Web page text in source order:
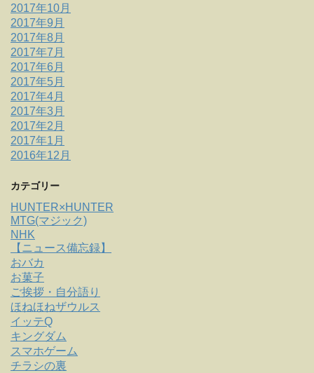
2017年10月
2017年9月
2017年8月
2017年7月
2017年6月
2017年5月
2017年4月
2017年3月
2017年2月
2017年1月
2016年12月
カテゴリー
HUNTER×HUNTER
MTG(マジック)
NHK
【ニュース備忘録】
おバカ
お菓子
ご挨拶・自分語り
ほねほねザウルス
イッテQ
キングダム
スマホゲーム
チラシの裏